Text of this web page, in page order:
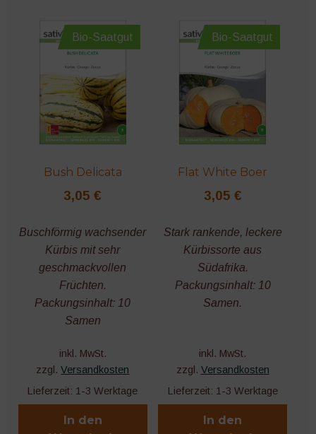
Melonen
Auberginen
Zwiebeln
Blumen
Mangold
Kohl
Erbsen
Exoten
Bio-Saatgut
Bush Delicata
3,05€
Buschförmig wachsender
Kürbis mit sehr
geschmackvollen
Früchten.
Packungsinhalt: 10
Samen
inkl. MwSt.
zzgl.Versandkosten
Lieferzeit: 1-3 Werktage
In den
Bio-Saatgut
Flat White Boer
3,05 €
Stark rankende, leckere
Kürbissorte aus
Südafrika.
Packungsinhalt: 10
Samen.
inkl. MwSt.
zzgl. Versandkosten
Lieferzeit: 1-3 Werktage
In den